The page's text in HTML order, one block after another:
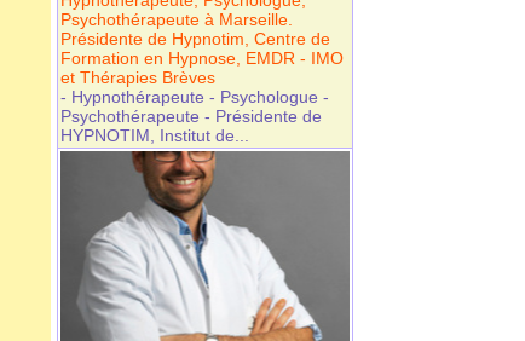
Psychothérapeute à Marseille.
Présidente de Hypnotim, Centre de
Formation en Hypnose, EMDR - IMO
et Thérapies Brèves
- Hypnothérapeute - Psychologue -
Psychothérapeute - Présidente de
HYPNOTIM, Institut de...